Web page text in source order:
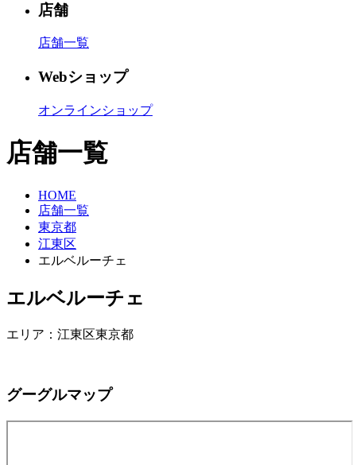
店舗
店舗一覧
Webショップ
オンラインショップ
店舗一覧
HOME
店舗一覧
東京都
江東区
エルベルーチェ
エルベルーチェ
エリア： 江東区東京都
グーグルマップ